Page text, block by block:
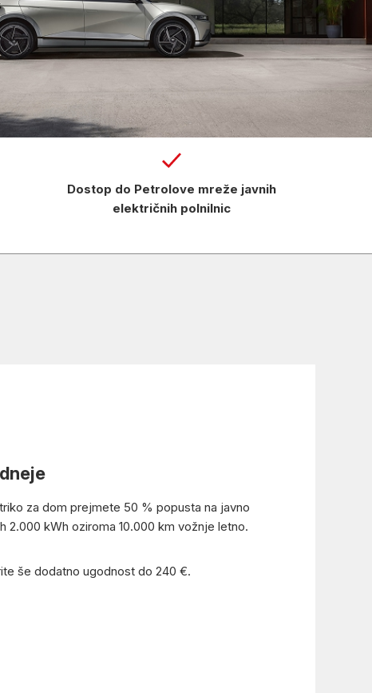
Dostop do Petrolove mreže javnih
električnih polnilnic
za dom prejmete 50 % popusta na javno
2.000 kWh oziroma 10.000 km vožnje letno.
še dodatno ugodnost do 240 €.